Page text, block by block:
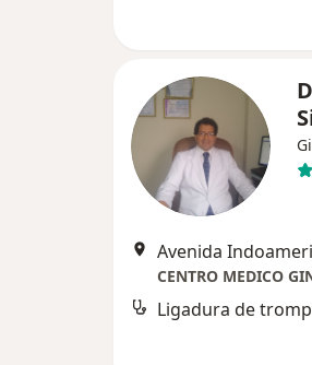
CENTRO MEDICO
Ligadura de